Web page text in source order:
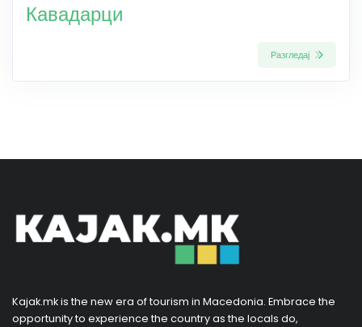
Кавадарци
Разгледај
Kajak.mk is the new era of tourism in Macedonia. Embrace the
opportunity to experience the country as the locals do,